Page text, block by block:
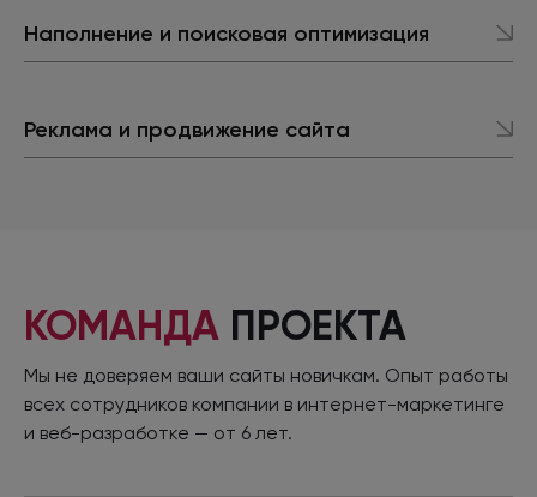
Наполнение и поисковая оптимизация
Реклама и продвижение сайта
КОМАНДА ПРОЕКТА
Мы не доверяем ваши сайты новичкам. Опыт работы
всех сотрудников компании в интернет-маркетинге
и веб-разработке — от 6 лет.